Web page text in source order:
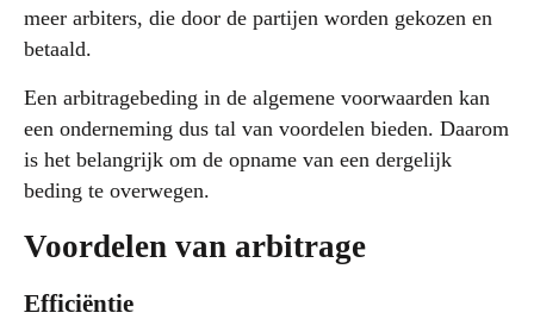
meer arbiters, die door de partijen worden gekozen en
betaald.
Een arbitragebeding in de algemene voorwaarden kan
een onderneming dus tal van voordelen bieden. Daarom
is het belangrijk om de opname van een dergelijk
beding te overwegen.
Voordelen van arbitrage
Efficiëntie